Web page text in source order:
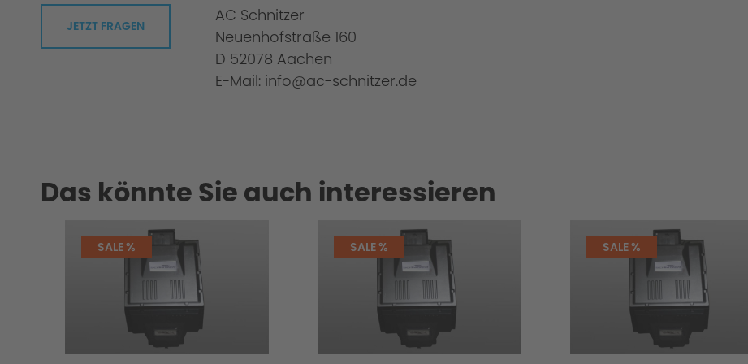
JETZT FRAGEN
AC Schnitzer
Neuenhofstraße 160
D 52078 Aachen
E-Mail: info@ac-schnitzer.de
Das könnte Sie auch interessieren
SALE % SALE % SALE %